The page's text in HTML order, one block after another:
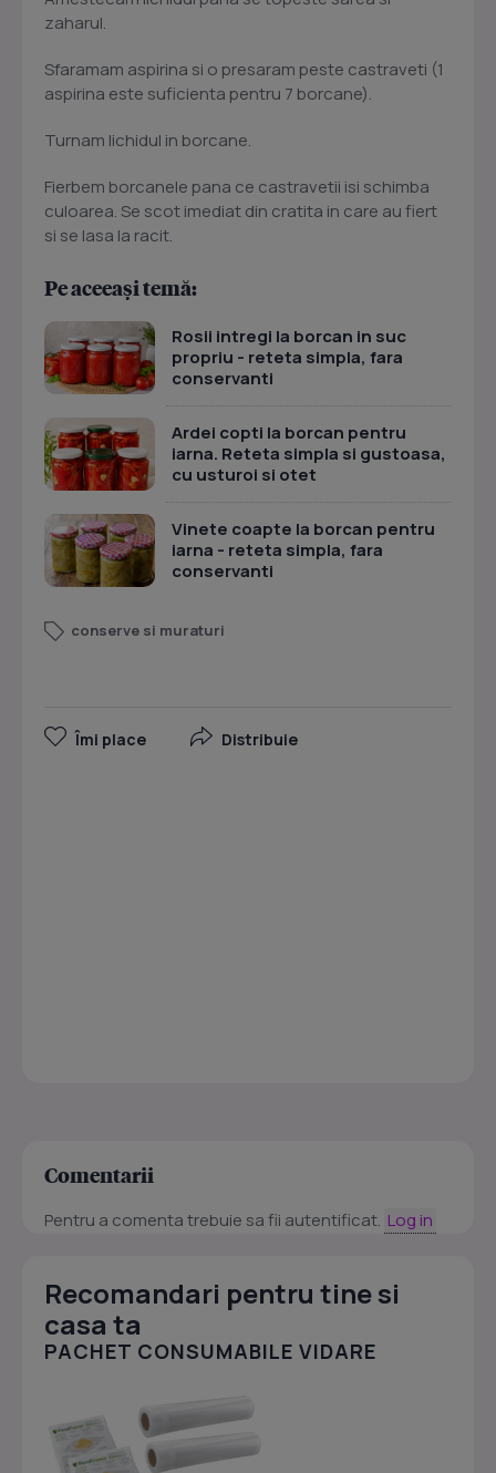
zaharul.
Sfaramam aspirina si o presaram peste castraveti (1
aspirina este suficienta pentru 7 borcane).
Turnam lichidul in borcane.
Fierbem borcanele pana ce castravetii isi schimba
culoarea. Se scot imediat din cratita in care au fiert
si se lasa la racit.
Pe aceeași temă:
Rosii intregi la borcan in suc
propriu - reteta simpla, fara
conservanti
Ardei copti la borcan pentru
iarna. Reteta simpla si gustoasa,
cu usturoi si otet
Vinete coapte la borcan pentru
iarna - reteta simpla, fara
conservanti
conserve si muraturi
Îmi place Distribuie
Comentarii
Pentru a comenta trebuie sa fii autentificat. Log in
Recomandari pentru tine si
casa ta
PACHET CONSUMABILE VIDARE